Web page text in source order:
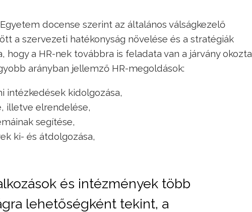
docense szerint az általános válságkezelő
a szervezeti hatékonyság növelése és a stratégiák
hogy a HR-nek továbbra is feladata van a járvány okozta
arányban jellemző HR-megoldások:
intézkedések kidolgozása,
illetve elrendelése,
segítése,
ki- és átdolgozása,
és intézmények több
lehetőségként tekint, a